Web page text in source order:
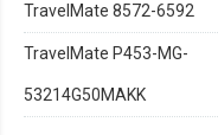
TravelMate 8572-6592
TravelMate P453-MG-
53214G50MAKK